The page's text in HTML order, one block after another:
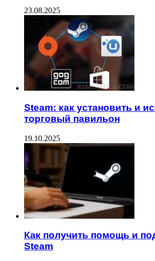
23.08.2025
Steam: как установить и
торговый павильон
19.10.2025
Как получить помощь и
Steam